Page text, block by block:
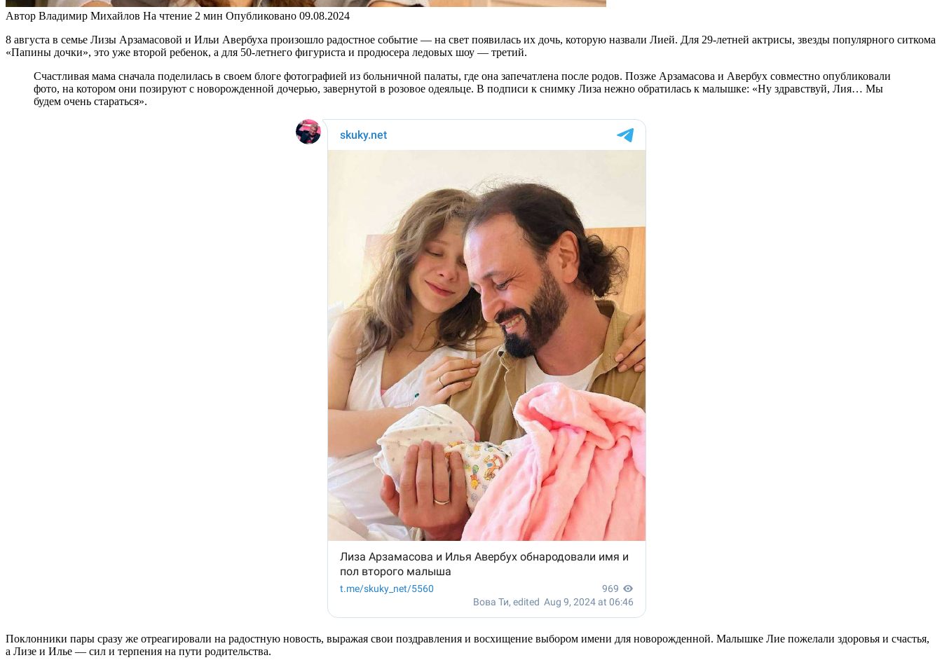
Автор Владимир Михайлов На чтение 2 мин Опубликовано 09.08.2024
8 августа в семье Лизы Арзамасовой и Ильи Авербуха произошло радостное событие — на свет появилась их дочь, которую назвали Лией. Для 29-летней актрисы, звезды популярного ситкома
«Папины дочки», это уже второй ребенок, а для 50-летнего фигуриста и продюсера ледовых шоу — третий.
Счастливая мама сначала поделилась в своем блоге фотографией из больничной палаты, где она запечатлена после родов. Позже Арзамасова и Авербух совместно опубликовали
фото, на котором они позируют с новорожденной дочерью, завернутой в розовое одеяльце. В подписи к снимку Лиза нежно обратилась к малышке: «Ну здравствуй, Лия… Мы
будем очень стараться».
Поклонники пары сразу же отреагировали на радостную новость, выражая свои поздравления и восхищение выбором имени для новорожденной. Малышке Лие пожелали здоровья и счастья,
а Лизе и Илье — сил и терпения на пути родительства.